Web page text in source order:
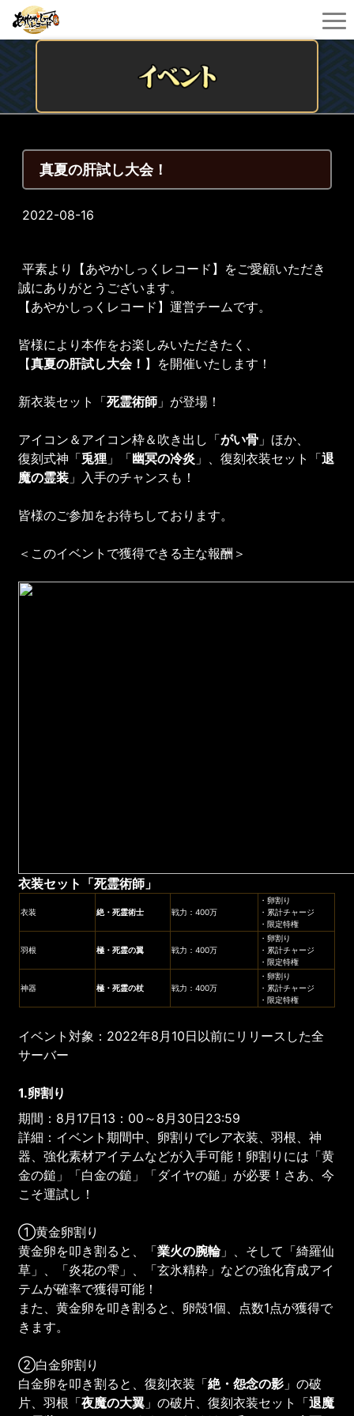
真夏の肝試し大会！
2022-08-16
平素より【あやかしっくレコード】をご愛顧いただき
誠にありがとうございます。
【あやかしっくレコード】運営チームです。
皆様により本作をお楽しみいただきたく、
【真夏の肝試し大会！ 】を開催いたします！
新衣装セット「死霊術師 」が登場！
アイコン＆アイコン枠＆吹き出し「がい骨 」ほか、
復刻式神「兎狸 」「幽冥の冷炎 」、復刻衣装セット「退
魔の霊装 」入手のチャンスも！
皆様のご参加をお待ちしております。
＜このイベントで獲得できる主な報酬＞
衣装セット 「死霊術師 」
衣装 絶・死霊術士 戦力：400万
・卵割り
・累計チャージ
・限定特権
羽根 極・死霊の翼 戦力：400万
・卵割り
・累計チャージ
・限定特権
神器 極・死霊の杖 戦力：400万
・卵割り
・累計チャージ
・限定特権
イベント対象：2022年8月10日以前にリリースした全
サーバー
1.卵割り
期間：8月17日13：00～8月30日23:59
詳細：イベント期間中、卵割りでレア衣装、羽根、神
器、強化素材アイテムなどが入手可能！卵割りには「黄
金の鎚」「白金の鎚」「ダイヤの鎚」が必要！さあ、今
こそ運試し！
①黄金卵割り
黄金卵を叩き割ると、「業火の腕輪」、そして「綺羅仙
草」、「炎花の雫」、「玄氷精粋」などの強化育成アイ
テムが確率で獲得可能！
また、黄金卵を叩き割ると、卵殻1個、点数1点が獲得で
きます。
②白金卵割り
白金卵を叩き割ると、復刻衣装「絶・怨念の影 」の破
片、羽根「夜魔の大翼 」の破片、復刻衣装セット「退魔